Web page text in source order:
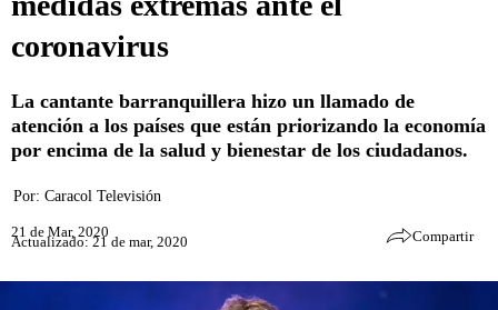
coronavirus
La cantante barranquillera hizo un llamado de
atención a los países que están priorizando la economía
por encima de la salud y bienestar de los ciudadanos.
Por: Caracol Televisión
21 de Mar, 2020
Actualizado: 21 de mar, 2020 Compartir